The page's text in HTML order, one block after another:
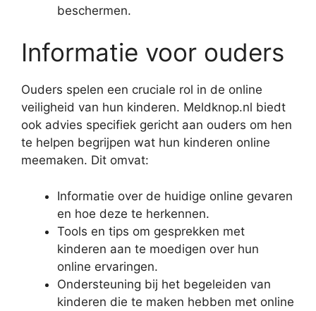
beschermen.
Informatie voor ouders
Ouders spelen een cruciale rol in de online
veiligheid van hun kinderen. Meldknop.nl biedt
ook advies specifiek gericht aan ouders om hen
te helpen begrijpen wat hun kinderen online
meemaken. Dit omvat:
Informatie over de huidige online gevaren
en hoe deze te herkennen.
Tools en tips om gesprekken met
kinderen aan te moedigen over hun
online ervaringen.
Ondersteuning bij het begeleiden van
kinderen die te maken hebben met online